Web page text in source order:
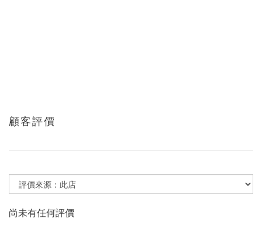
顧客評價
尚未有任何評價